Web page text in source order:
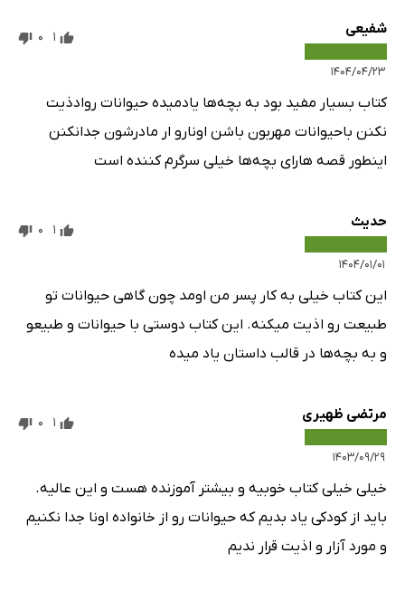
شفیعی
۱۴۰۴/۰۴/۲۳
1
0
کتاب بسیار مفید بود به بچه‌ها یادمیده حیوانات روادذیت
نکنن باحیوانات مهربون باشن اونارو ار مادرشون جدانکنن
اینطور قصه هارای بچه‌ها خیلی سرگرم کننده است
حدیث
۱۴۰۴/۰۱/۰۱
1
0
این کتاب خیلی به کار پسر من اومد چون گاهی حیوانات تو
طبیعت رو اذیت میکنه. این کتاب دوستی با حیوانات و طبیعو
و به بچه‌ها در قالب داستان یاد میده
مرتضی ظهیری
۱۴۰۳/۰۹/۲۹
1
0
خیلی خیلی کتاب خوبیه و بیشتر آموزنده هست و این عالیه.
باید از کودکی یاد بدیم که حیوانات رو از خانواده اونا جدا نکنیم
و مورد آزار و اذیت قرار ندیم